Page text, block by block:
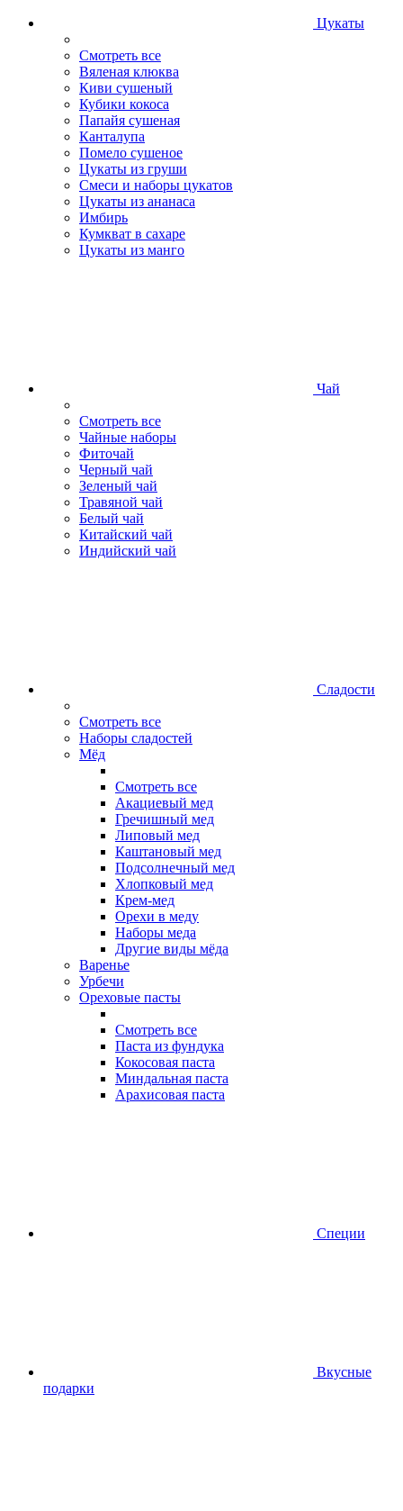
Цукаты
Смотреть все
Вяленая клюква
Киви сушеный
Кубики кокоса
Папайя сушеная
Канталупа
Помело сушеное
Цукаты из груши
Смеси и наборы цукатов
Цукаты из ананаса
Имбирь
Кумкват в сахаре
Цукаты из манго
Чай
Смотреть все
Чайные наборы
Фиточай
Черный чай
Зеленый чай
Травяной чай
Белый чай
Китайский чай
Индийский чай
Сладости
Смотреть все
Наборы сладостей
Мёд
Смотреть все
Акациевый мед
Гречишный мед
Липовый мед
Каштановый мед
Подсолнечный мед
Хлопковый мед
Крем-мед
Орехи в меду
Наборы меда
Другие виды мёда
Варенье
Урбечи
Ореховые пасты
Смотреть все
Паста из фундука
Кокосовая паста
Миндальная паста
Арахисовая паста
Специи
Вкусные
подарки